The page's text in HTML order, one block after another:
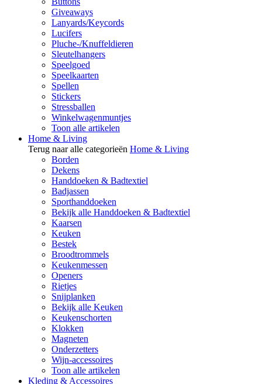
Giveaways
Lanyards/Keycords
Lucifers
Pluche-/Knuffeldieren
Sleutelhangers
Speelgoed
Speelkaarten
Spellen
Stickers
Stressballen
Winkelwagenmuntjes
Toon alle artikelen
Home & Living
Terug naar alle categorieën Home & Living
Borden
Dekens
Handdoeken & Badtextiel
Badjassen
Sporthanddoeken
Bekijk alle Handdoeken & Badtextiel
Kaarsen
Keuken
Bestek
Broodtrommels
Keukenmessen
Openers
Rietjes
Snijplanken
Bekijk alle Keuken
Keukenschorten
Klokken
Magneten
Onderzetters
Wijn-accessoires
Toon alle artikelen
Kleding & Accessoires